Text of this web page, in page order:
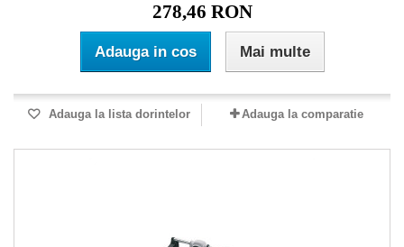
278,46 RON
Adauga in cos Mai multe
Adauga la lista dorintelor Adauga la comparatie